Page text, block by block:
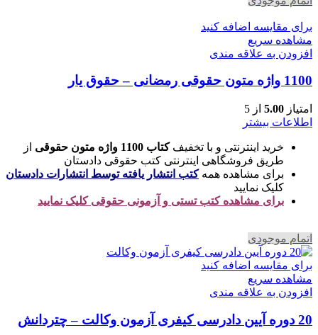
برای مقایسه اضافه کنید
مشاهده سریع
افزودن به علاقه مندی
1100 واژه متون حقوقی رمضانی – حقوق یار
امتیاز 5.00 از 5
اطلاعات بیشتر
خرید اینترنتی و با تخفیفکتاب 1100 واژه متون حقوقی
از
طریق فروشگاهی اینترنتی کتب حقوقی دادستان
برای مشاهده همهکتب انتشار یافته توسط انتشارات دادستان
کلیک نمایید
برای مشاهده کتب تستی و آزمونی حقوقی کلیک نمایید
اتمام موجودی
برای مقایسه اضافه کنید
مشاهده سریع
افزودن به علاقه مندی
20 دوره آیین دادرسی کیفری آزمون وکالت – چتردانش